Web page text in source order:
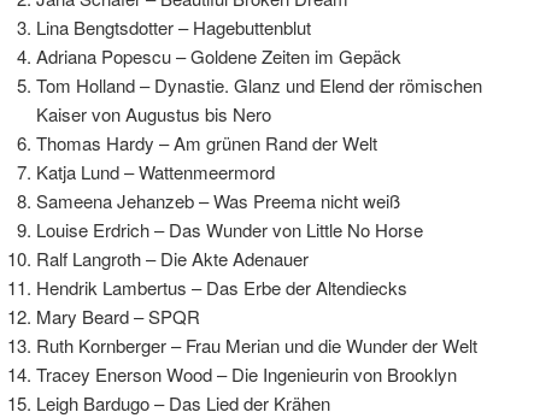
Lina Bengtsdotter – Hagebuttenblut
Adriana Popescu – Goldene Zeiten im Gepäck
Tom Holland – Dynastie. Glanz und Elend der römischen
Kaiser von Augustus bis Nero
Thomas Hardy – Am grünen Rand der Welt
Katja Lund – Wattenmeermord
Sameena Jehanzeb – Was Preema nicht weiß
Louise Erdrich – Das Wunder von Little No Horse
Ralf Langroth – Die Akte Adenauer
Hendrik Lambertus – Das Erbe der Altendiecks
Mary Beard – SPQR
Ruth Kornberger – Frau Merian und die Wunder der Welt
Tracey Enerson Wood – Die Ingenieurin von Brooklyn
Leigh Bardugo – Das Lied der Krähen